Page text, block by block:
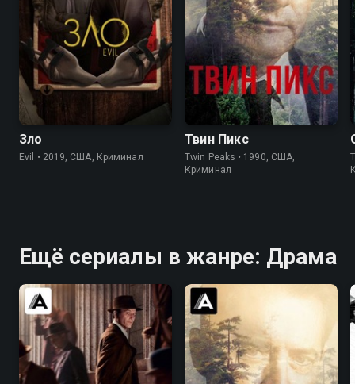
7.7
Зло
Evil • 2019, США, Криминал
8.4 8.7
Твин Пикс
Twin Peaks • 1990, США,
Криминал
Ещё сериалы в жанре: Драма